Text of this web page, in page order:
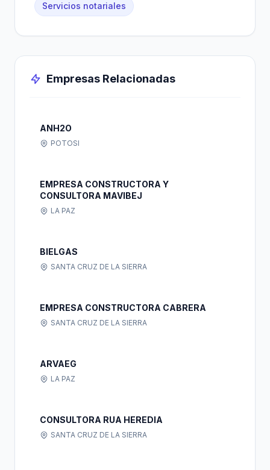
Servicios notariales
Empresas Relacionadas
ANH2O
POTOSI
EMPRESA CONSTRUCTORA Y
CONSULTORA MAVIBEJ
LA PAZ
BIELGAS
SANTA CRUZ DE LA SIERRA
EMPRESA CONSTRUCTORA CABRERA
SANTA CRUZ DE LA SIERRA
ARVAEG
LA PAZ
CONSULTORA RUA HEREDIA
SANTA CRUZ DE LA SIERRA